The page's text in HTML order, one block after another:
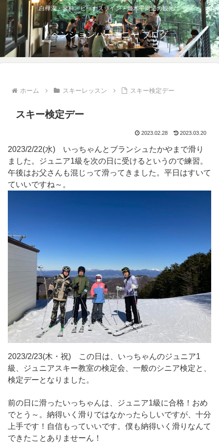
白樺湖・蓼科・ビーナスライン・姫木平周辺の観光に
ペンションハーモニー ブログ
ホーム スキーレッスン スキー検定デー
スキー検定デー
2023.02.28 2023.03.20
2023/2/22(水) いっちゃんとブランシュたかやまで滑り
ました。ジュニア1級を次の日に受けるというので練習。
午後はお父さんも混じって滑ってきました。平日はすいて
ていいですね～。
2023/2/23(木・祝) この日は、いっちゃんのジュニア1
級、ジュニアスキー教室の検定会、一般のシニア検定と、
検定デーとなりました。
前の日に滑ったいっちゃんは、ジュニア1級に合格！おめ
でとう～。納得いく滑りではなかったらしいですが、十分
上手です！自信もっていいです。僕も納得いく滑りなんて
できたことありませーん！